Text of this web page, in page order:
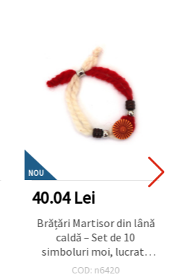
NOU
40.04 Lei
Brățări Martisor din lână
caldă – Set de 10
simboluri moi, lucrate
manual, ale sănătății și
COD: n6420